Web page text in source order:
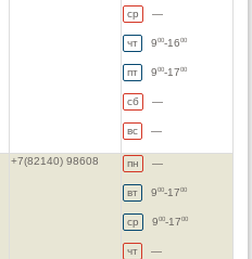
ср —
чт 900 -1600
пт 900 -1700
сб —
вс —
+7(82140) 98608 пн —
вт 900 -1700
ср 900 -1700
чт —